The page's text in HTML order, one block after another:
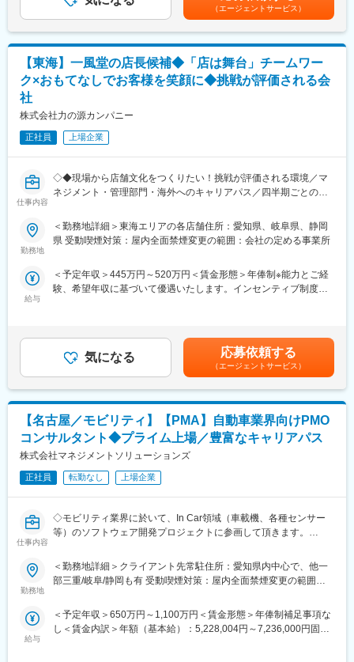
国内外の店舗での店長やエリアMGR、ブロック長、人事・労務・
広報・商品開発といった本部事業部や海外事業部など、「日本の
食文化を世界に広めたい」「新しいフードビジネスを立ち上げた
い」など社員が実現できる社風となっております。
■インセンティブ制度／年4回
～100万の実績あり
・売上金管理、食材管理
・店舗の衛生管理
・スタッフの育成、シフトの管理
・店舗の経営戦略の立案
・店舗の売上を高める企画立案
※店長、SVとしてご活躍いただいた後は、海外事業部、商品開発
■モデル例:
・入社5年目27歳・SV職/(インセンティブ含む年俸)580万円
円
・月8～9休／深夜営業基本なし
・休日出勤などもブロック長、SVがサポートしていますのでエリ
ア内で人員を補い合い、適正な運営を実現しています。
■インセンティブ制度／年4回
・四半期毎の店舗ランキングにより決まります。
目指すのは2028年3月期にグループ売上高500億、営業利益50億
以上、約500店舗の展開！国内は毎年10～20、海外は20~30店舗
の出店を予定しています。
手当＞有＜給与補足＞■昇給年1回、インセンティブ制度：年4回
（店舗の目標達成時に支給）■モデル例:・入社5年目27歳・SV
職/(インセンティブ含む年俸)580万円・入社8年目30歳・ブロック
長職/(インセンティブ含む年俸)660万円賃金はあくまでも目安の金
額であり、選考を通じて上下する可能性があります。月給(月額)は
固定手当を含めた表記です。
（エージェントサービス）
【東海】一風堂の店長候補◆「店は舞台」チームワー
ク×おもてなしでお客様を笑顔に◆挑戦が評価される会
社
株式会社力の源カンパニー
正社員 上場企業
仕事内容
◇◆現場から店舗文化をつくりたい！挑戦が評価される環境／マ
ネジメント・管理部門・海外へのキャリアパス／四半期ごとのイ
おすすめPOINT
・接客マニュアルは最小限。現場の“気づき”から生まれるおもてな
しを、文化として育てていく役割です
っかり還元（最大年100万円）
■職務内容：現場を理解しチームを導く店長
・調理、仕込み、ホール業務の理解およびフォロー
・売上金・原価・食材管理
・店舗の衛生・品質管理
・スタッフ育成、チームマネジメント
・シフト管理・労務管理
・店舗の経営戦略立案・実行
な役割です。
・店長 → SV（1～2年で昇格するケース多数）→ エリアマネージ
ャー／ブロック長
・海外事業部（国内店舗で店長経験後、海外で活躍する社員も多
数）
勤務地
＜勤務地詳細＞東海エリアの各店舗住所：愛知県、岐阜県、静岡
県 受動喫煙対策：屋内全面禁煙変更の範囲：会社の定める事業所
給与
＜予定年収＞445万円～520万円＜賃金形態＞年俸制※能力とご経
験、希望年収に基づいて優遇いたします。インセンティブ制度あ
433,800円（12分割）（一律手当を含む）＜昇給有無＞有＜残業
手当＞有＜給与補足＞■昇給年1回、インセンティブ制度：年4回
（店舗の目標達成時に支給）■モデル例:・入社2年目24歳・店長
職/(インセンティブ含む年俸)470万円・入社5年目27歳・SV職/(イ
ンセンティブ含む年俸)580万円・入社8年目30歳・ブロック長
職/(インセンティブ含む年俸)660万円賃金はあくまでも目安の金額
であり、選考を通じて上下する可能性があります。月給(月額)は固
定手当を含めた表記です。
気になる 応募依頼する
（エージェントサービス）
【名古屋／モビリティ】【PMA】自動車業界向けPMO
コンサルタント◆プライム上場／豊富なキャリアパス
株式会社マネジメントソリューションズ
正社員 転勤なし 上場企業
仕事内容
◇モビリティ業界に於いて、In Car領域（車載機、各種センサー
等）のソフトウェア開発プロジェクトに参画して頂きます。
知識を持ち合わせたプロジェクトアナリスト（PMA）としてPMや
リーダー層の業務を支援し、チーム／グループ／組織間の問題を
■業務詳細
勤務地
＜勤務地詳細＞クライアント先常駐住所：愛知県内中心で、他一
部三重/岐阜/静岡も有 受動喫煙対策：屋内全面禁煙変更の範囲：
社の事業所以外が勤務地となる場合あり
給与
＜予定年収＞650万円～1,100万円＜賃金形態＞年俸制補足事項な
し＜賃金内訳＞年額（基本給）：5,228,004円～7,236,000円固定